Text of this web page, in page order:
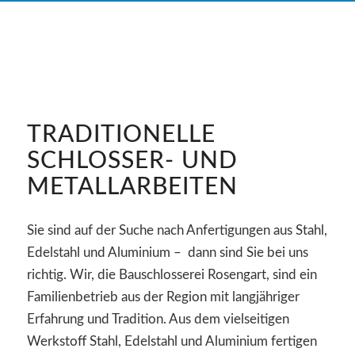
TRADITIONELLE
SCHLOSSER- UND
METALLARBEITEN
Sie sind auf der Suche nach Anfertigungen aus Stahl,
Edelstahl und Aluminium – dann sind Sie bei uns
richtig. Wir, die Bauschlosserei Rosengart, sind ein
Familienbetrieb aus der Region mit langjähriger
Erfahrung und Tradition. Aus dem vielseitigen
Werkstoff Stahl, Edelstahl und Aluminium fertigen